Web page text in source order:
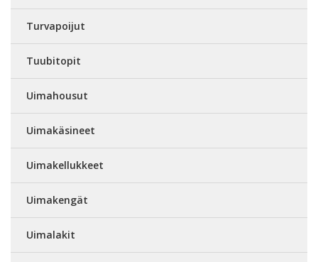
Turvapoijut
Tuubitopit
Uimahousut
Uimakäsineet
Uimakellukkeet
Uimakengät
Uimalakit